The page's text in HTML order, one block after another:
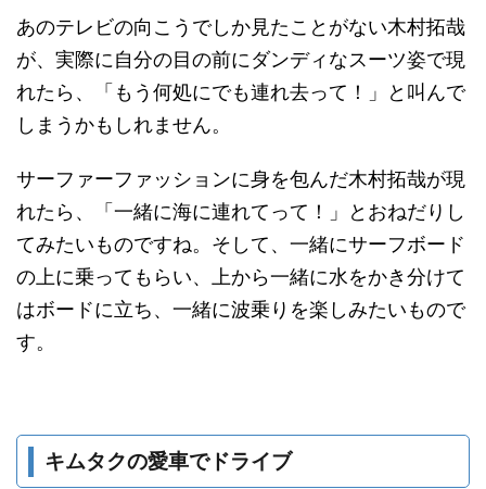
あのテレビの向こうでしか見たことがない木村拓哉
が、実際に自分の目の前にダンディなスーツ姿で現
れたら、「もう何処にでも連れ去って！」と叫んで
しまうかもしれません。
サーファーファッションに身を包んだ木村拓哉が現
れたら、「一緒に海に連れてって！」とおねだりし
てみたいものですね。そして、一緒にサーフボード
の上に乗ってもらい、上から一緒に水をかき分けて
はボードに立ち、一緒に波乗りを楽しみたいもので
す。
キムタクの愛車でドライブ